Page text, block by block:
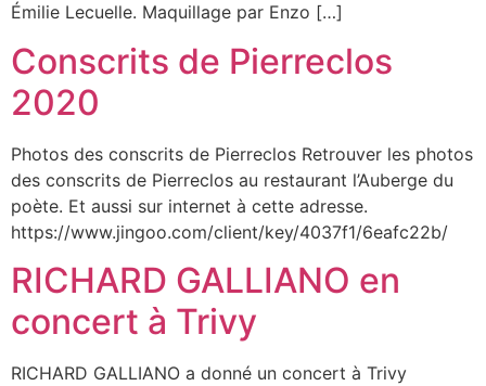
Émilie Lecuelle. Maquillage par Enzo […]
Conscrits de Pierreclos
2020
Photos des conscrits de Pierreclos Retrouver les photos
des conscrits de Pierreclos au restaurant l’Auberge du
poète. Et aussi sur internet à cette adresse.
https://www.jingoo.com/client/key/4037f1/6eafc22b/
RICHARD GALLIANO en
concert à Trivy
RICHARD GALLIANO a donné un concert à Trivy